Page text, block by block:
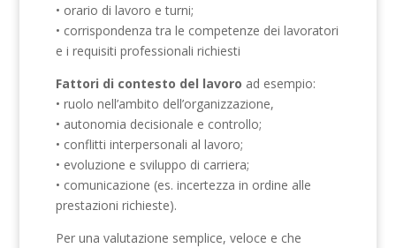
• orario di lavoro e turni;
• corrispondenza tra le competenze dei lavoratori
e i requisiti professionali richiesti
Fattori di contesto del lavoro ad esempio:
• ruolo nell’ambito dell’organizzazione,
• autonomia decisionale e controllo;
• conflitti interpersonali al lavoro;
• evoluzione e sviluppo di carriera;
• comunicazione (es. incertezza in ordine alle
prestazioni richieste).
Per una valutazione semplice, veloce e che